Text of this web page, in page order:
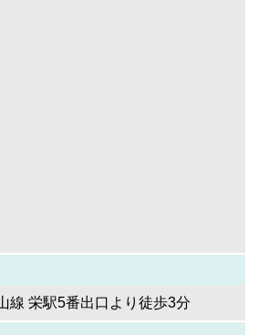
線 栄駅5番出口より徒歩3分